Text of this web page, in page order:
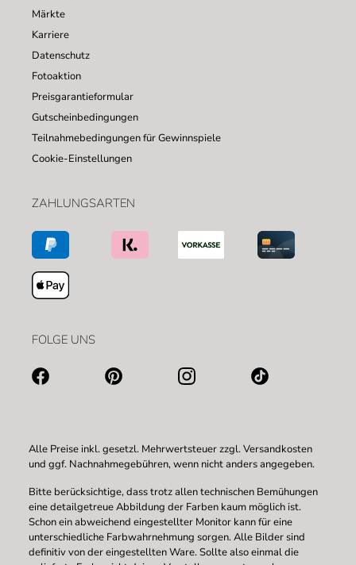
Märkte
Karriere
Datenschutz
Fotoaktion
Preisgarantieformular
Gutscheinbedingungen
Teilnahmebedingungen für Gewinnspiele
Cookie-Einstellungen
ZAHLUNGSARTEN
FOLGE UNS
Alle Preise inkl. gesetzl. Mehrwertsteuer zzgl.Versandkosten
und ggf. Nachnahmegebühren, wenn nicht anders angegeben.
Bitte berücksichtige, dass trotz allen technischen Bemühungen
eine detailgetreue Abbildung der Farben kaum möglich ist.
Schon ein abweichend eingestellter Monitor kann für eine
unterschiedliche Farbwahrnehmung sorgen. Alle Bilder sind
definitiv von der eingestellten Ware. Sollte also einmal die